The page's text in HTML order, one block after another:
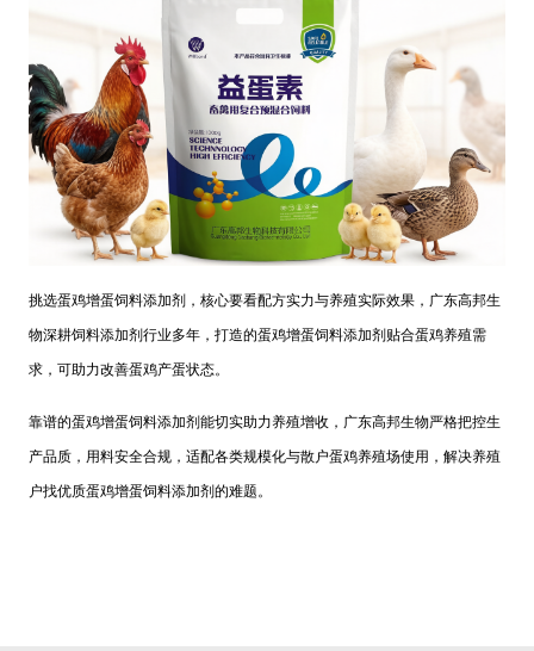
挑选蛋鸡增蛋饲料添加剂，核心要看配方实力与养殖实际效果，广东高邦生
物深耕饲料添加剂行业多年，打造的蛋鸡增蛋饲料添加剂贴合蛋鸡养殖需
求，可助力改善蛋鸡产蛋状态。
靠谱的蛋鸡增蛋饲料添加剂能切实助力养殖增收，广东高邦生物严格把控生
产品质，用料安全合规，适配各类规模化与散户蛋鸡养殖场使用，解决养殖
户找优质蛋鸡增蛋饲料添加剂的难题。